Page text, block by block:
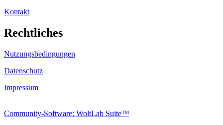
Kontakt
Rechtliches
Nutzungsbedingungen
Datenschutz
Impressum
Community-Software: WoltLab Suite™